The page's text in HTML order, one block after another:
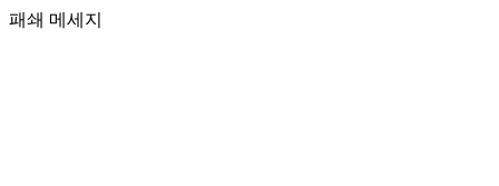
패쇄 메세지